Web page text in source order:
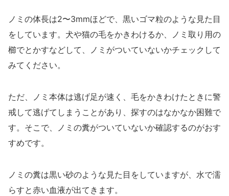
ノミの体長は2〜3mmほどで、黒いゴマ粒のような見た目
をしています。犬や猫の毛をかきわけるか、ノミ取り用の
櫛でとかすなどして、ノミがついていないかチェックして
みてください。
ただ、ノミ本体は逃げ足が速く、毛をかきわけたときに警
戒して逃げてしまうことがあり、探すのはなかなか困難で
す。そこで、ノミの糞がついていないか確認するのがおす
すめです。
ノミの糞は黒い砂のような見た目をしていますが、水で濡
らすと赤い血液が出てきます。